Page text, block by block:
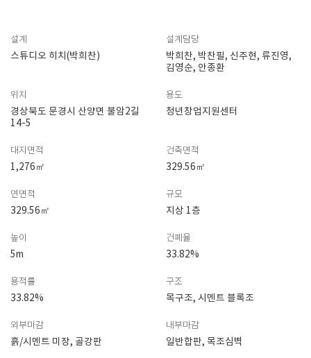
설계
스튜디오 히치(박희찬)
설계담당
박희찬, 박찬필, 신주현, 류진영,
김영순, 안종환
위치
경상북도 문경시 산양면 불암2길
14-5
용도
청년창업지원센터
대지면적
1,276㎡
건축면적
329.56㎡
연면적
329.56㎡
규모
지상 1층
높이
5m
건폐율
33.82%
용적률
33.82%
구조
목구조, 시멘트 블록조
외부마감
흙/시멘트 미장, 골강판
내부마감
일반합판, 목조심벽